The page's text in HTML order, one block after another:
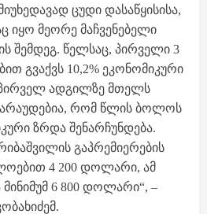
ცუდი დასაწყისისა,
იყო მეორე მაჩვენებელი
შემდეგ. წელსაც, პირველი 3
გვაქვს 10,2% ეკონომიკური
ადგილზე მთელს
რომ წლის ბოლოს
ზრდა შენარჩუნდება.
გაპრემიერების
4 200 დოლარი, ამ
6 800 დოლარი“, –